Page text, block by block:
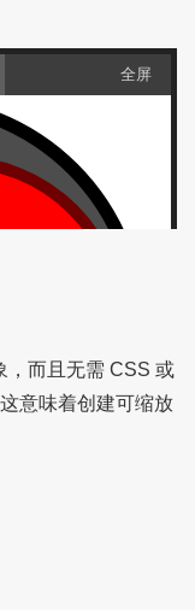
，而且无需 CSS 或
意味着创建可缩放